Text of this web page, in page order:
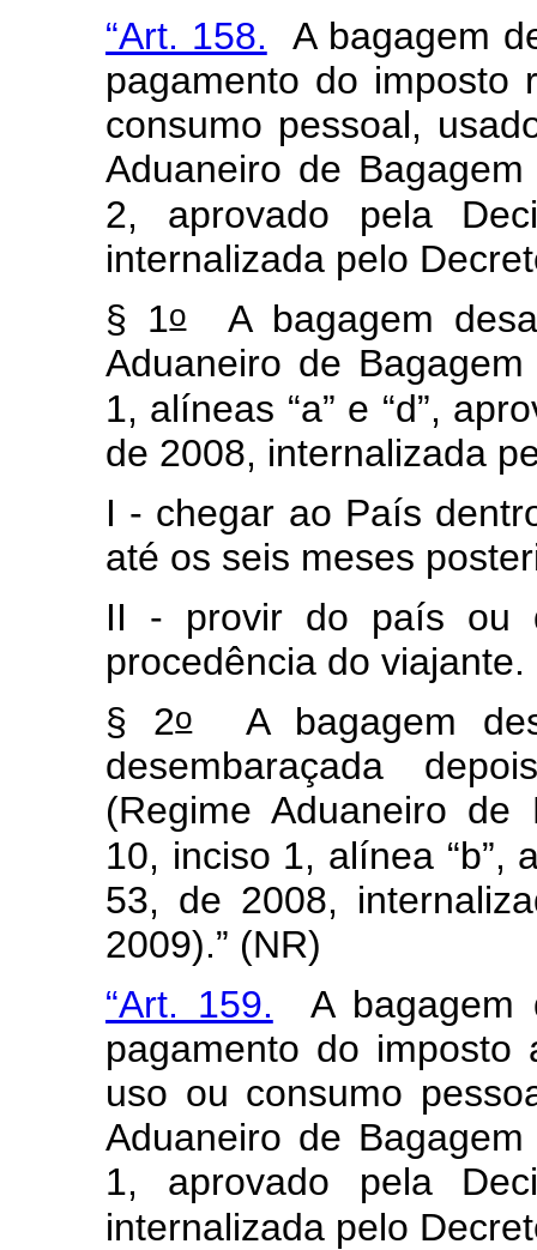
“Art. 158. A bagagem
pagamento do imposto
consumo pessoal,
Aduaneiro de
2, aprovado pela
internalizada pelo
§ 1oA bagagem
Aduaneiro de
1, alíneas “a” e “d”,
de 2008, internalizada
I - chegar ao País
até os seis meses
II - provir do país ou
procedência do viajante.
§ 2oA bagagem
desembaraçada
(Regime Aduaneiro de
10, inciso 1, alínea “b”,
53, de 2008,
2009).” (NR)
“Art. 159. A bagagem
pagamento do
uso ou consumo
Aduaneiro de
1, aprovado pela
internalizada pelo